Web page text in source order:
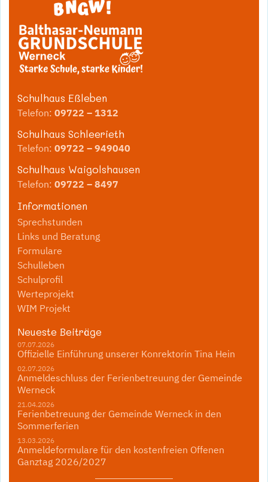
Schulhaus Eßleben
Telefon: 09722 – 1312
Schulhaus Schleerieth
Telefon: 09722 – 949040
Schulhaus Waigolshausen
Telefon: 09722 – 8497
Informationen
Sprechstunden
Links und Beratung
Formulare
Schulleben
Schulprofil
Werteprojekt
WIM Projekt
Neueste Beiträge
Offizielle Einführung unserer Konrektorin Tina Hein
07.07.2026
Anmeldeschluss der Ferienbetreuung der Gemeinde
Werneck
02.07.2026
Ferienbetreuung der Gemeinde Werneck in den
Sommerferien
21.04.2026
Anmeldeformulare für den kostenfreien Offenen
Ganztag 2026/2027
13.03.2026